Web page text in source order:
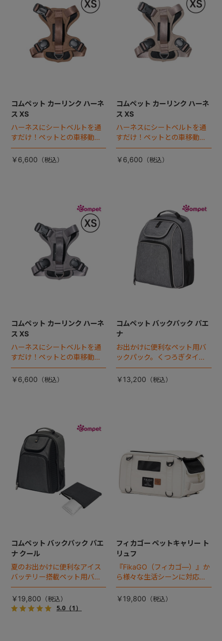
コムペット カーリンク ハーネ
ス XS
ハーネスにシートベルトを通
すだけ！ペットとの車移動を
カンタン・快適にする『カー
リンクハーネス』 登場。
￥6,600
コムペット カーリンク ハーネ
ス XS
ハーネスにシートベルトを通
すだけ！ペットとの車移動を
カンタン・快適にする『カー
リンクハーネス』 登場。
￥6,600
コムペット カーリンク ハーネ
ス XS
ハーネスにシートベルトを通
すだけ！ペットとの車移動を
カンタン・快適にする『カー
リンクハーネス』 登場。
￥6,600
コムペット バックパック パエ
ナ
お出かけに便利なペット用バ
ックパック。くつろぎタイム
はファスナーを開けるだけで
あっという間にドーム型ハウ
￥13,200
コムペット バックパック パエ
ナ クール
夏のお出かけに便利なアイス
バッテリー搭載ペット用バッ
クパック。くつろぎタイムは
ファスナーを開けるだけであ
っという間にドーム型ハウス
￥19,800
5.0（1）
フィカゴー ペットキャリー ト
リュフ
『FikaGO（フィカゴ―）』か
ら様々な生活シーンに対応す
る猫＆超小型犬用 ペットキャ
リー 『トリュフ』 登場！
￥19,800